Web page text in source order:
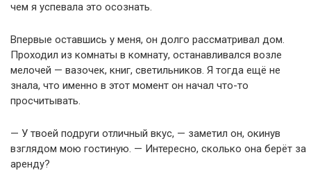
чем я успевала это осознать.
Впервые оставшись у меня, он долго рассматривал дом.
Проходил из комнаты в комнату, останавливался возле
мелочей — вазочек, книг, светильников. Я тогда ещё не
знала, что именно в этот момент он начал что-то
просчитывать.
— У твоей подруги отличный вкус, — заметил он, окинув
взглядом мою гостиную. — Интересно, сколько она берёт за
аренду?